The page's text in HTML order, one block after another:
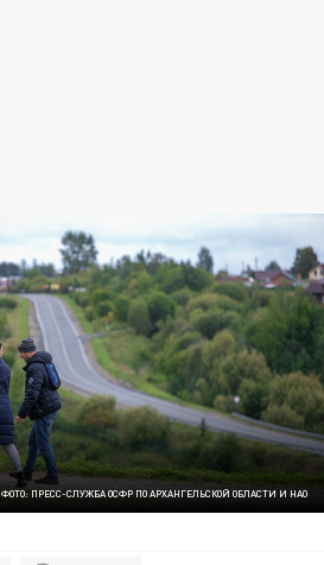
ФОТО: ПРЕСС-СЛУЖБА ОСФР ПО АРХАНГЕЛЬСКОЙ ОБЛАСТИ И НАО